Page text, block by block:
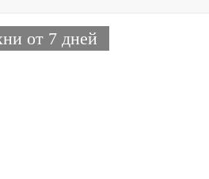
от 7 дней